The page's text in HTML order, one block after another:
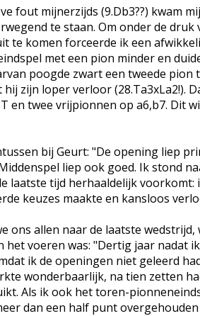
fout mijnerzijds (9.Db3??) kwam
te staan. Om onder de
te komen forceerde ik een
met een pion minder en
poogde zwart een tweede pion
zijn loper verloor (28.Ta3xLa2!).
en twee vrijpionnen op a6,b7. Dit
bij Geurt: "De opening liep
liep ook goed. Ik stond
laatste tijd herhaaldelijk voorkomt:
keuzes maakte en kansloos
ons allen naar de laatste
het voeren was: "Dertig jaar nadat
ik de openingen niet geleerd
wonderbaarlijk, na tien zetten
Als ik ook het toren-
dan een half punt